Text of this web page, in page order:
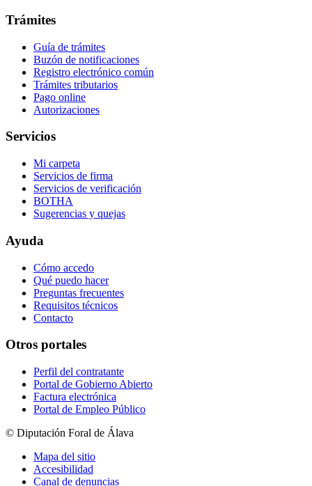
Trámites
Guía de trámites
Buzón de notificaciones
Registro electrónico común
Trámites tributarios
Pago online
Autorizaciones
Servicios
Mi carpeta
Servicios de firma
Servicios de verificación
BOTHA
Sugerencias y quejas
Ayuda
Cómo accedo
Qué puedo hacer
Preguntas frecuentes
Requisitos técnicos
Contacto
Otros portales
Perfil del contratante
Portal de Gobierno Abierto
Factura electrónica
Portal de Empleo Público
© Diputación Foral de Álava
Mapa del sitio
Accesibilidad
Canal de denuncias